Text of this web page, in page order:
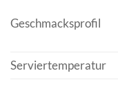
Geschmacksprofil
Serviertemperatur